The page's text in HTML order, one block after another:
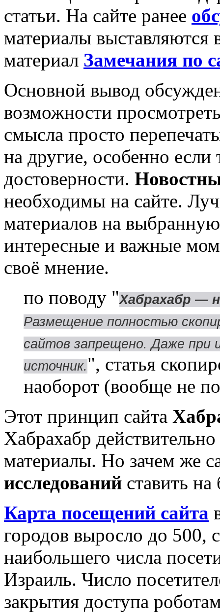
статьи. На сайте ранее
материалы
материал Замечания по
Основной вывод
возможности
смысла просто
на другие, особенно если
достоверности.
необходимы на сайте.
материалов на
интересные и важные
своё мнение.
по поводу "Хабрахабр —
Размещение полностью
сайтов запрещено. Даже при
источник. ", статья
наоборот (вообще не
Этот принцип сайта
Хабрахабр
материалы. Но зачем же
исследований ставить
Карта посещений сайта
городов выросло до 500,
наибольшего числа
Израиль. Число
закрытия доступа